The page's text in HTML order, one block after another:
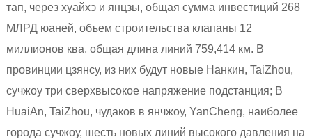
тап, через хуайхэ и янцзы, общая сумма инвестиций 268
МЛРД юаней, объем строительства клапаны 12
миллионов ква, общая длина линий 759,414 км. В
провинции цзянсу, из них будут новые Нанкин, TaiZhou,
сучжоу три сверхвысокое напряжение подстанция; В
HuaiAn, TaiZhou, чудаков в янчжоу, YanCheng, наиболее
города сучжоу, шесть новых линий высокого давления на